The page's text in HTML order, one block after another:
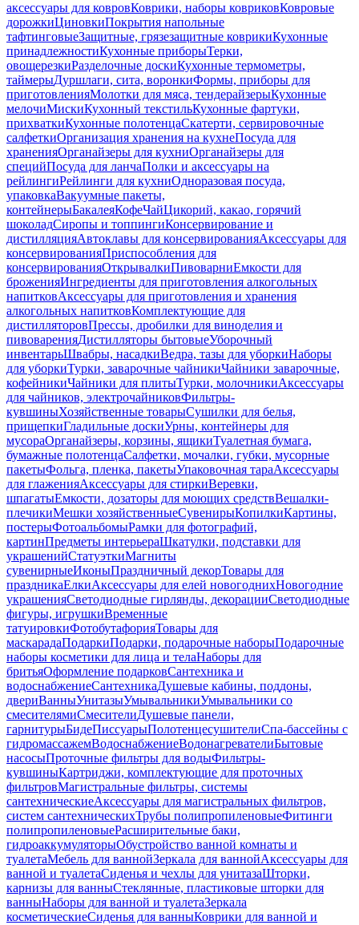
аксессуары для ковровКоврики, наборы ковриковКовровые
дорожкиЦиновкиПокрытия напольные
тафтинговыеЗащитные, грязезащитные коврикиКухонные
принадлежностиКухонные приборыТерки,
овощерезкиРазделочные доскиКухонные термометры,
таймерыДуршлаги, сита, воронкиФормы, приборы для
приготовленияМолотки для мяса, тендерайзерыКухонные
мелочиМискиКухонный текстильКухонные фартуки,
прихваткиКухонные полотенцаСкатерти, сервировочные
салфеткиОрганизация хранения на кухнеПосуда для
храненияОрганайзеры для кухниОрганайзеры для
специйПосуда для ланчаПолки и аксессуары на
рейлингиРейлинги для кухниОдноразовая посуда,
упаковкаВакуумные пакеты,
контейнерыБакалеяКофеЧайЦикорий, какао, горячий
шоколадСиропы и топпингиКонсервирование и
дистилляцияАвтоклавы для консервированияАксессуары для
консервированияПриспособления для
консервированияОткрывалкиПивоварниЕмкости для
броженияИнгредиенты для приготовления алкогольных
напитковАксессуары для приготовления и хранения
алкогольных напитковКомплектующие для
дистилляторовПрессы, дробилки для виноделия и
пивоваренияДистилляторы бытовыеУборочный
инвентарьШвабры, насадкиВедра, тазы для уборкиНаборы
для уборкиТурки, заварочные чайникиЧайники заварочные,
кофейникиЧайники для плитыТурки, молочникиАксессуары
для чайников, электрочайниковФильтры-
кувшиныХозяйственные товарыСушилки для белья,
прищепкиГладильные доскиУрны, контейнеры для
мусораОрганайзеры, корзины, ящикиТуалетная бумага,
бумажные полотенцаСалфетки, мочалки, губки, мусорные
пакетыФольга, пленка, пакетыУпаковочная тараАксессуары
для глаженияАксессуары для стиркиВеревки,
шпагатыЕмкости, дозаторы для моющих средствВешалки-
плечикиМешки хозяйственныеСувенирыКопилкиКартины,
постерыФотоальбомыРамки для фотографий,
картинПредметы интерьераШкатулки, подставки для
украшенийСтатуэткиМагниты
сувенирныеИконыПраздничный декорТовары для
праздникаЕлкиАксессуары для елей новогоднихНовогодние
украшенияСветодиодные гирлянды, декорацииСветодиодные
фигуры, игрушкиВременные
татуировкиФотобутафорияТовары для
маскарадаПодаркиПодарки, подарочные наборыПодарочные
наборы косметики для лица и телаНаборы для
бритьяОформление подарковСантехника и
водоснабжениеСантехникаДушевые кабины, поддоны,
двериВанныУнитазыУмывальникиУмывальники со
смесителямиСмесителиДушевые панели,
гарнитурыБидеПиссуарыПолотенцесушителиСпа-бассейны с
гидромассажемВодоснабжениеВодонагревателиБытовые
насосыПроточные фильтры для водыФильтры-
кувшиныКартриджи, комплектующие для проточных
фильтровМагистральные фильтры, системы
сантехническиеАксессуары для магистральных фильтров,
систем сантехническихТрубы полипропиленовыеФитинги
полипропиленовыеРасширительные баки,
гидроаккумуляторыОбустройство ванной комнаты и
туалетаМебель для ваннойЗеркала для ваннойАксессуары для
ванной и туалетаСиденья и чехлы для унитазаШторки,
карнизы для ванныСтеклянные, пластиковые шторки для
ванныНаборы для ванной и туалетаЗеркала
косметическиеСиденья для ванныКоврики для ванной и